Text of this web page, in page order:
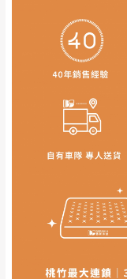
無回收家具服
回收,免付費
訂購前請先確
訊,如有錯誤,
商品顏色可能
及個人觀感等
此販售商品不
訂單成立時請
殺價，商品均
予折扣，請密
日內若未接
予保留(訂單自
無回收家具服